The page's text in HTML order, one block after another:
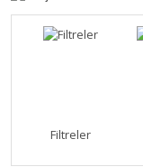
Filtreler